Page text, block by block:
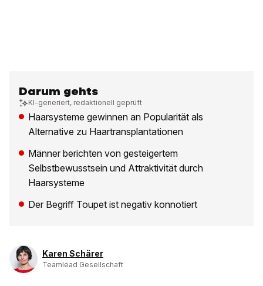
Darum gehts
KI-generiert, redaktionell geprüft
Haarsysteme gewinnen an Popularität als
Alternative zu Haartransplantationen
Männer berichten von gesteigertem
Selbstbewusstsein und Attraktivität durch
Haarsysteme
Der Begriff Toupet ist negativ konnotiert
Karen Schärer
Teamlead Gesellschaft